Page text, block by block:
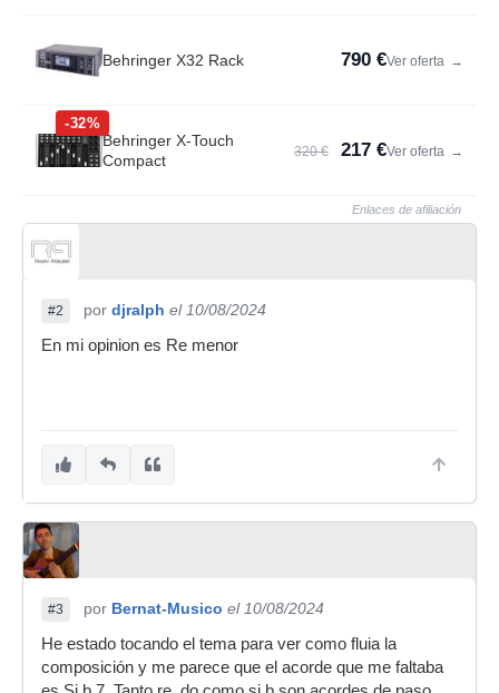
Behringer X32 Rack 790 €Ver oferta →
-32%
Behringer X-Touch
Compact
320 € 217 €Ver oferta →
Enlaces de afiliación
#2 por djralph el 10/08/2024
En mi opinion es Re menor
#3 por Bernat-Musico el 10/08/2024
He estado tocando el tema para ver como fluia la
composición y me parece que el acorde que me faltaba